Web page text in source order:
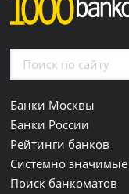
Банки Москвы
Банки России
Рейтинги банков
Системно
Поиск банкоматов